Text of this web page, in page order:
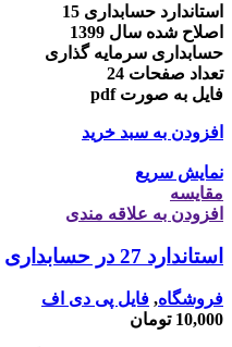
استاندارد حسابداری 15
اصلاح شده سال 1399
حسابداری سرمایه گذاری
تعداد صفحات 24
فایل به صورت pdf
افزودن به سبد خرید
نمایش سریع
مقايسه
افزودن به علاقه مندی
استاندارد 27 در حسابداری
فروشگاه, فایل پی دی اف
10,000 تومان